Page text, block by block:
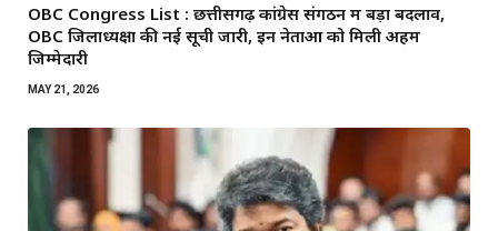
OBC Congress List : छत्तीसगढ़ कांग्रेस संगठन में बड़ा बदलाव,
OBC जिलाध्यक्षों की नई सूची जारी, इन नेताओं को मिली अहम
जिम्मेदारी
MAY 21, 2026